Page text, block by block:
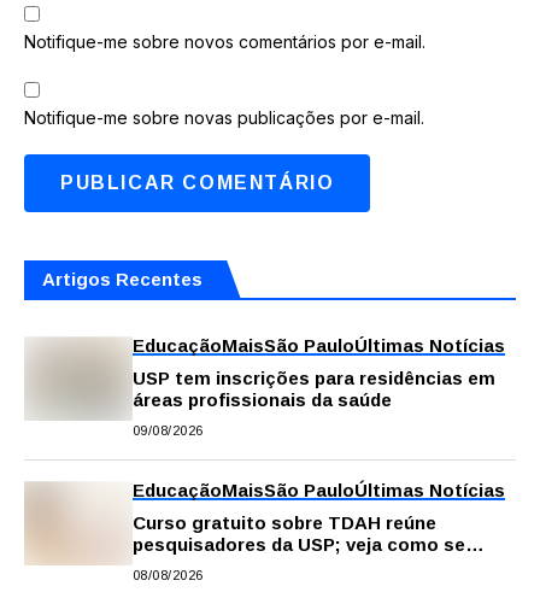
Notifique-me sobre novos comentários por e-mail.
Notifique-me sobre novas publicações por e-mail.
Artigos Recentes
EducaçãoMaisSão PauloÚltimas Notícias
USP tem inscrições para residências em
áreas profissionais da saúde
09/08/2026
EducaçãoMaisSão PauloÚltimas Notícias
Curso gratuito sobre TDAH reúne
pesquisadores da USP; veja como se
inscrever
08/08/2026